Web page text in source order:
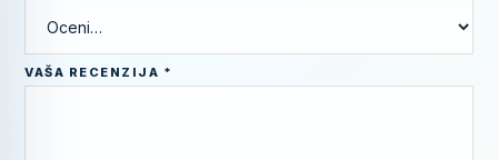
VAŠA RECENZIJA *